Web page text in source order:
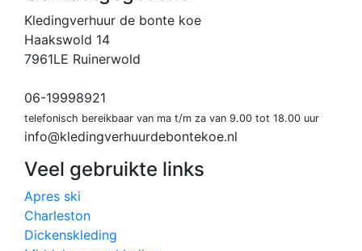
Kledingverhuur de bonte koe
Haakswold 14
7961LE Ruinerwold
06-19998921
telefonisch bereikbaar van ma t/m za van 9.00 tot 18.00 uur
info@kledingverhuurdebontekoe.nl
Veel gebruikte links
Apres ski
Charleston
Dickenskleding